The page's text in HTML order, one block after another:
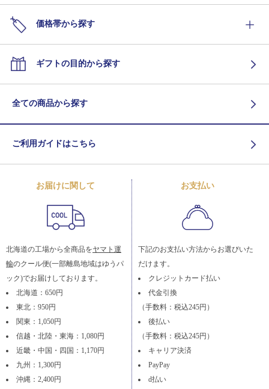
価格帯から探す
ギフトの目的から探す
全ての商品から探す
ご利用ガイドはこちら
お届けに関して
北海道の工場から全商品をヤマト運
輸のクール便(一部離島地域はゆうパ
ック)でお届けしております。
北海道：650円
東北：950円
関東：1,050円
信越・北陸・東海：1,080円
近畿・中国・四国：1,170円
九州：1,300円
沖縄：2,400円
お支払い
下記のお支払い方法からお選びいた
だけます。
クレジットカード払い
代金引換
（手数料：税込245円）
後払い
（手数料：税込245円）
キャリア決済
PayPay
d払い